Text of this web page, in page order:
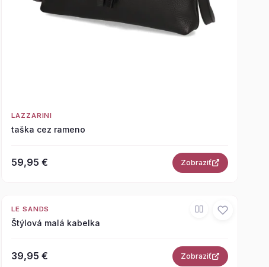
LAZZARINI
taška cez rameno
59,95 € Zobraziť
LE SANDS
Štýlová malá kabelka
39,95 € Zobraziť